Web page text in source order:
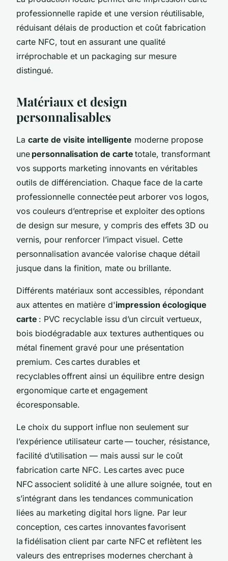
professionnelle rapide et une version réutilisable,
réduisant délais de production et coût fabrication
carte NFC, tout en assurant une qualité
irréprochable et un packaging sur mesure
distingué.
Matériaux et design
personnalisables
La carte de visite intelligente moderne propose
une personnalisation de carte totale, transformant
vos supports marketing innovants en véritables
outils de différenciation. Chaque face de la carte
professionnelle connectée peut arborer vos logos,
vos couleurs d’entreprise et exploiter des options
de design sur mesure, y compris des effets 3D ou
vernis, pour renforcer l’impact visuel. Cette
personnalisation avancée valorise chaque détail
jusque dans la finition, mate ou brillante.
Différents matériaux sont accessibles, répondant
aux attentes en matière d'impression écologique
carte : PVC recyclable issu d’un circuit vertueux,
bois biodégradable aux textures authentiques ou
métal finement gravé pour une présentation
premium. Ces cartes durables et
recyclables offrent ainsi un équilibre entre design
ergonomique carte et engagement
écoresponsable.
Le choix du support influe non seulement sur
l’expérience utilisateur carte — toucher, résistance,
facilité d’utilisation — mais aussi sur le coût
fabrication carte NFC. Les cartes avec puce
NFC associent solidité à une allure soignée, tout en
s’intégrant dans les tendances communication
liées au marketing digital hors ligne. Par leur
conception, ces cartes innovantes favorisent
la fidélisation client par carte NFC et reflètent les
valeurs des entreprises modernes cherchant à